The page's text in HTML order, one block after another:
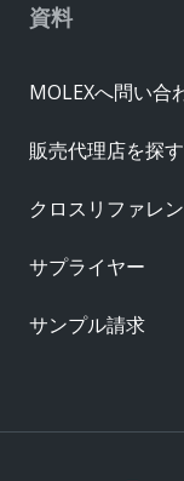
資料
MOLEXへ問い合
販売代理店を探す
クロスリファレ
サプライヤー
サンプル請求